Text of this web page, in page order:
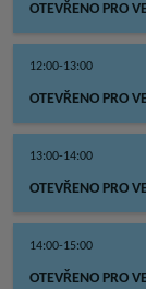
OTEVŘENO PRO
12:00-13:00
OTEVŘENO PRO
13:00-14:00
OTEVŘENO PRO
14:00-15:00
OTEVŘENO PRO